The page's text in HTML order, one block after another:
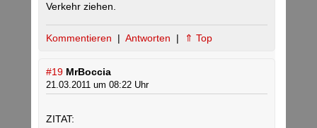
Verkehr ziehen.
Kommentieren | Antworten | ⇑ Top
#19 MrBoccia
21.03.2011 um 08:22 Uhr
ZITAT: